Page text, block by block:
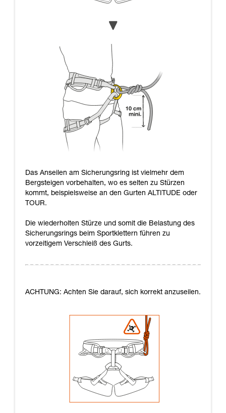
Das Anseilen am Sicherungsring ist vielmehr dem
Bergsteigen vorbehalten, wo es selten zu Stürzen
kommt, beispielsweise an den Gurten ALTITUDE oder
TOUR.
Die wiederholten Stürze und somit die Belastung des
Sicherungsrings beim Sportklettern führen zu
vorzeitigem Verschleiß des Gurts.
ACHTUNG: Achten Sie darauf, sich korrekt anzuseilen.